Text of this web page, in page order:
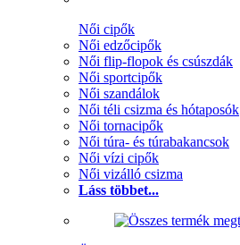
Női cipők
Női edzőcipők
Női flip-flopok és csúszdák
Női sportcipők
Női szandálok
Női téli csizma és hótaposók
Női tornacipők
Női túra- és túrabakancsok
Női vízi cipők
Női vizálló csizma
Láss többet...